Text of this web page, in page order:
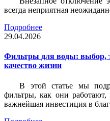
всегда неприятная
Подробнее
29.04.2026
Фильтры для воды: выбор,
качество жизни
В этой статье мы
фильтры, как они
важнейшая инвестиция в